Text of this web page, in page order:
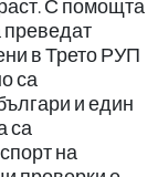
С помощта
преведат
в Трето РУП
са
и един
са
на